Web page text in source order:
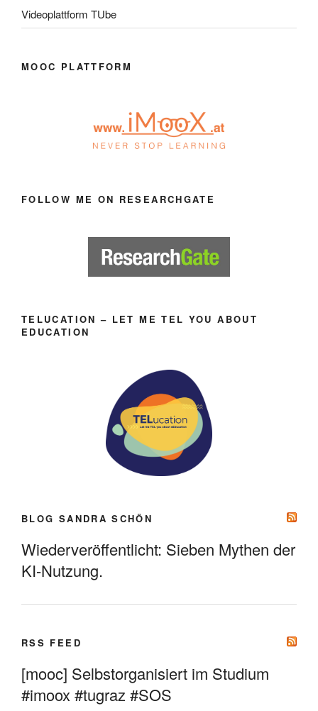
Videoplattform TUbe
MOOC PLATTFORM
FOLLOW ME ON RESEARCHGATE
TELUCATION – LET ME TEL YOU ABOUT
EDUCATION
BLOG SANDRA SCHÖN
Wiederveröffentlicht: Sieben Mythen der
KI-Nutzung.
RSS FEED
[mooc] Selbstorganisiert im Studium
#imoox #tugraz #SOS